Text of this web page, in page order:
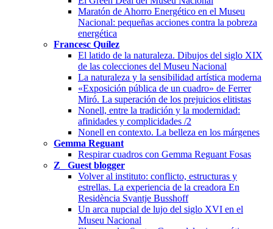
Maratón de Ahorro Energético en el Museu
Nacional: pequeñas acciones contra la pobreza
energética
Francesc Quílez
El latido de la naturaleza. Dibujos del siglo XIX
de las colecciones del Museu Nacional
La naturaleza y la sensibilidad artística moderna
«Exposición pública de un cuadro» de Ferrer
Miró. La superación de los prejuicios elitistas
Nonell, entre la tradición y la modernidad:
afinidades y complicidades /2
Nonell en contexto. La belleza en los márgenes
Gemma Reguant
Respirar cuadros con Gemma Reguant Fosas
Z_ Guest blogger
Volver al instituto: conflicto, estructuras y
estrellas. La experiencia de la creadora En
Residència Svantje Busshoff
Un arca nupcial de lujo del siglo XVI en el
Museu Nacional